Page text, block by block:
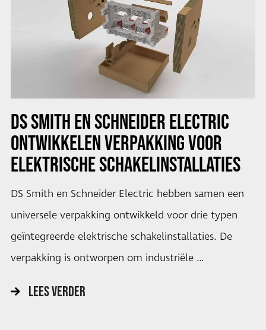
DS SMITH EN SCHNEIDER ELECTRIC
ONTWIKKELEN VERPAKKING VOOR
ELEKTRISCHE SCHAKELINSTALLATIES
DS Smith en Schneider Electric hebben samen een
universele verpakking ontwikkeld voor drie typen
geïntegreerde elektrische schakelinstallaties. De
verpakking is ontworpen om industriële …
LEES VERDER